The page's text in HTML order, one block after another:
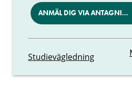
ANMÄL DIG VIA ANTAGNING.SE
Studievägledning